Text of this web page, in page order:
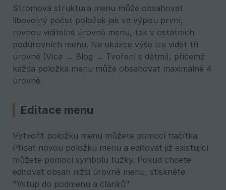
Stromová struktura menu může obsahovat
libovolný počet položek jak ve výpisu první,
rovnou viditelné úrovně menu, tak v ostatních
podúrovních menu. Na ukázce výše lze vidět tři
úrovně (Více → Blog → Tvoření s dětmi), přičemž
každá položka menu může obsahovat maximálně 4
úrovně.
Editace menu
Vytvořit položku menu můžete pomocí tlačítka
Přidat novou položku menu a editovat již existující
můžete pomocí symbolu tužky. Pokud chcete
editovat obsah nižší úrovně menu, stiskněte
"Vstup do podmenu a článků"